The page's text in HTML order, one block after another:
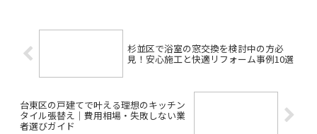
杉並区で浴室の窓交換を検討中の方必
見！安心施工と快適リフォーム事例10選
台東区の戸建てで叶える理想のキッチン
タイル張替え｜費用相場・失敗しない業
者選びガイド